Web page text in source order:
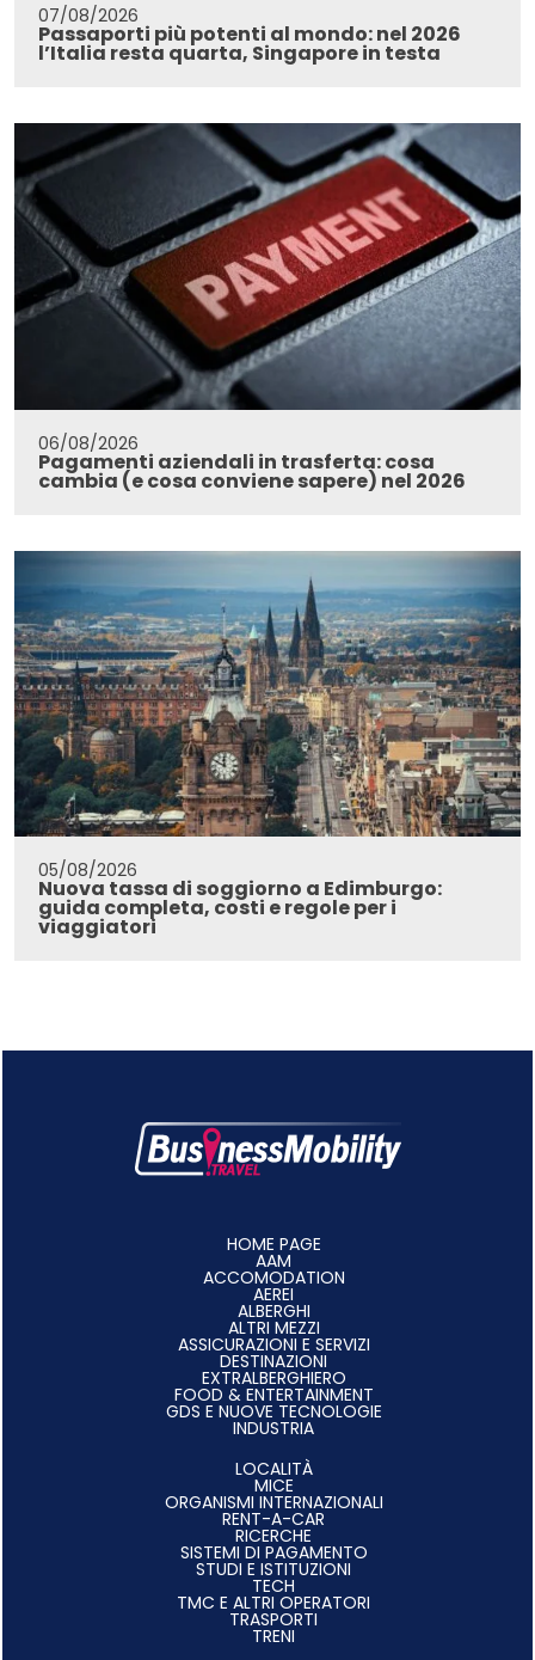
07/08/2026
Passaporti più potenti al mondo: nel 2026
l’Italia resta quarta, Singapore in testa
06/08/2026
Pagamenti aziendali in trasferta: cosa
cambia (e cosa conviene sapere) nel 2026
05/08/2026
Nuova tassa di soggiorno a Edimburgo:
guida completa, costi e regole per i
viaggiatori
HOME PAGE
AAM
ACCOMODATION
AEREI
ALBERGHI
ALTRI MEZZI
ASSICURAZIONI E SERVIZI
DESTINAZIONI
EXTRALBERGHIERO
FOOD & ENTERTAINMENT
GDS E NUOVE TECNOLOGIE
INDUSTRIA
LOCALITÀ
MICE
ORGANISMI INTERNAZIONALI
RENT-A-CAR
RICERCHE
SISTEMI DI PAGAMENTO
STUDI E ISTITUZIONI
TECH
TMC E ALTRI OPERATORI
TRASPORTI
TRENI